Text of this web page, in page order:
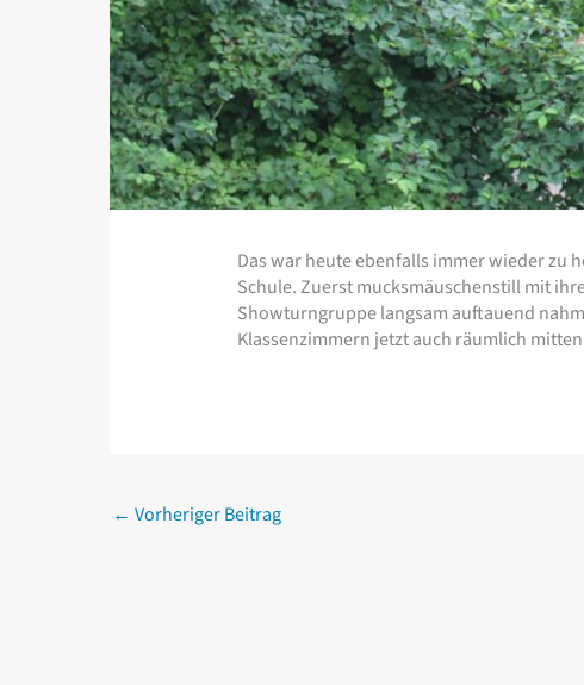
Das war heute ebenfalls immer wieder zu
Schule. Zuerst mucksmäuschenstill mit
Showturngruppe langsam auftauend
Klassenzimmern jetzt auch räumlich
← Vorheriger Beitrag